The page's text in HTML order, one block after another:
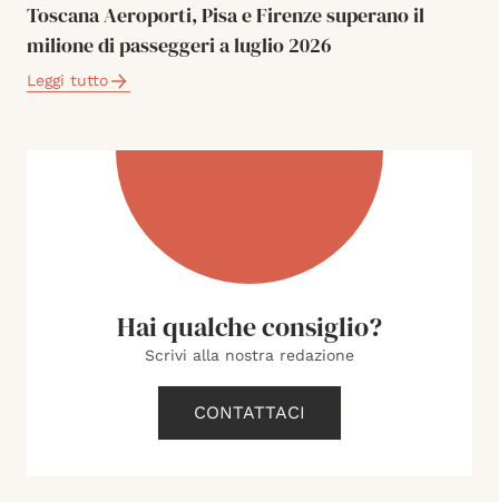
Toscana Aeroporti, Pisa e Firenze superano il
milione di passeggeri a luglio 2026
Leggi tutto
Hai qualche consiglio?
Scrivi alla nostra redazione
CONTATTACI